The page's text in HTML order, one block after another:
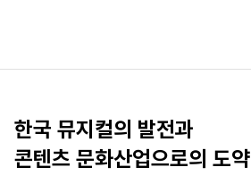
한국 뮤지컬의 발전과
콘텐츠 문화산업으로의 도약